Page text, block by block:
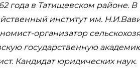
года в Татищевском районе. В
институт им.
организатор
государственную
Кандидат юридических наук.